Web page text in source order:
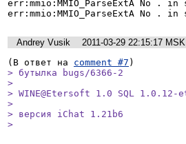
err:mmio:MMIO_ParseExtA No . in
err:mmio:MMIO_ParseExtA No . in
Andrey Vusik
2011-03-29 22:15:17 MSK
(В ответ на comment #7
> бутылка bugs/6366-2
>
> WINE@Etersoft 1.0 SQL 1.0.12-
>
> версия iChat 1.21b6
>